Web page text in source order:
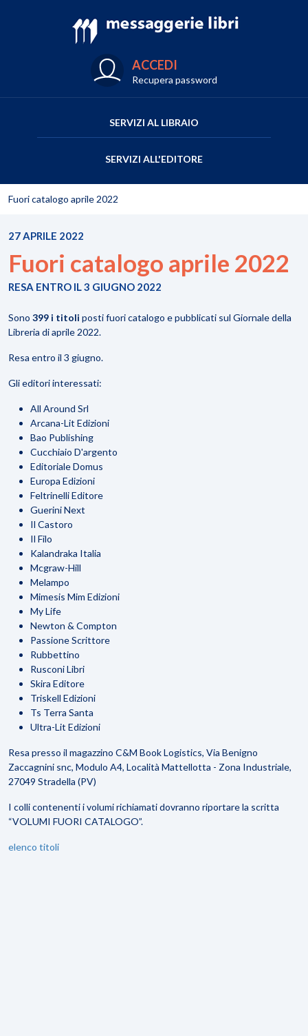
ACCEDI
Recupera password
SERVIZI AL LIBRAIO
SERVIZI ALL'EDITORE
Fuori catalogo aprile 2022
27 APRILE 2022
Fuori catalogo aprile 2022
RESA ENTRO IL 3 GIUGNO 2022
Sono 399 i titoli posti fuori catalogo e pubblicati sul Giornale della
Libreria di aprile 2022.
Resa entro il 3 giugno.
Gli editori interessati:
All Around Srl
Arcana-Lit Edizioni
Bao Publishing
Cucchiaio D'argento
Editoriale Domus
Europa Edizioni
Feltrinelli Editore
Guerini Next
Il Castoro
Il Filo
Kalandraka Italia
Mcgraw-Hill
Melampo
Mimesis Mim Edizioni
My Life
Newton & Compton
Passione Scrittore
Rubbettino
Rusconi Libri
Skira Editore
Triskell Edizioni
Ts Terra Santa
Ultra-Lit Edizioni​
​Resa presso il magazzino C&M Book Logistics, Via Benigno
Zaccagnini snc, Modulo A4, Località Mattellotta - Zona Industriale,
27049 Stradella (PV)
I colli contenenti i volumi richiamati dovranno riportare la scritta
“VOLUMI FUORI CATALOGO”.
elenco titoli